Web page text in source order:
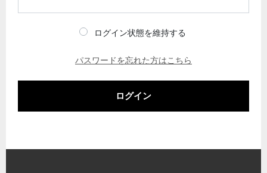
ログイン状態を維持する
パスワードを忘れた方はこちら
ログイン